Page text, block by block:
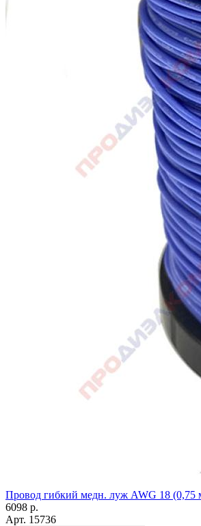
Провод гибкий медн. луж AWG 18 (0,75
6098 р.
Арт. 15736